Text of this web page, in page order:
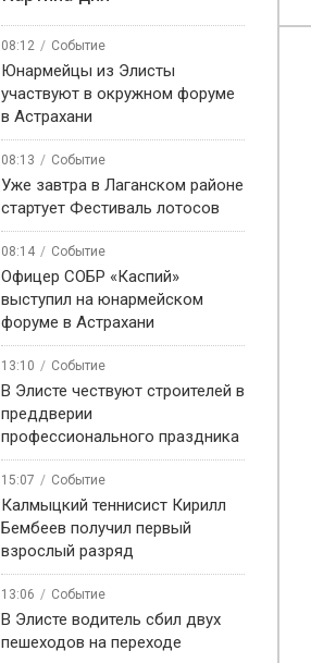
08:12 Событие
Юнармейцы из Элисты
участвуют в окружном форуме
в Астрахани
08:13 Событие
Уже завтра в Лаганском районе
стартует Фестиваль лотосов
08:14 Событие
Офицер СОБР «Каспий»
выступил на юнармейском
форуме в Астрахани
13:10 Событие
В Элисте чествуют строителей в
преддверии
профессионального праздника
15:07 Событие
Калмыцкий теннисист Кирилл
Бембеев получил первый
взрослый разряд
13:06 Событие
В Элисте водитель сбил двух
пешеходов на переходе